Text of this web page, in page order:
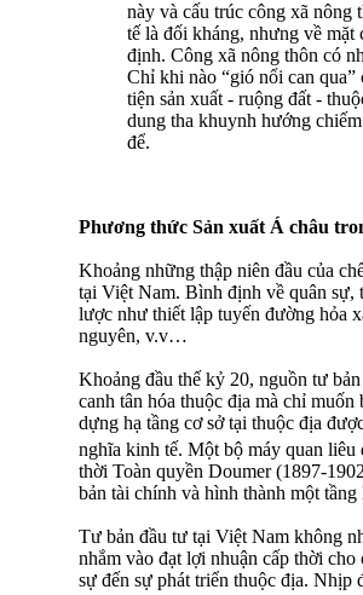
này và cấu trúc công xã
tế là đối kháng, nhưng về
định. Công xã nông thôn có
Chỉ khi nào “gió nổi can qua”
tiện sản xuất - ruộng đất -
dung tha khuynh hướng
để.
Phương thức Sản xuất Á châu
Khoảng những thập niên đầu của
tại Việt Nam. Bình định về quân sự,
lược như thiết lập tuyến đường hỏa
nguyên, v.v…
Khoảng đầu thế kỷ 20, nguồn tư
canh tân hóa thuộc địa mà chỉ
dựng hạ tầng cơ sở tại thuộc địa
nghĩa kinh tế. Một bộ máy quan
thời Toàn quyền Doumer (1897-
bản tài chính và hình thành một
Tư bản đầu tư tại Việt Nam không
nhắm vào đạt lợi nhuận cấp thời
sự đến sự phát triển thuộc địa. Nhịp